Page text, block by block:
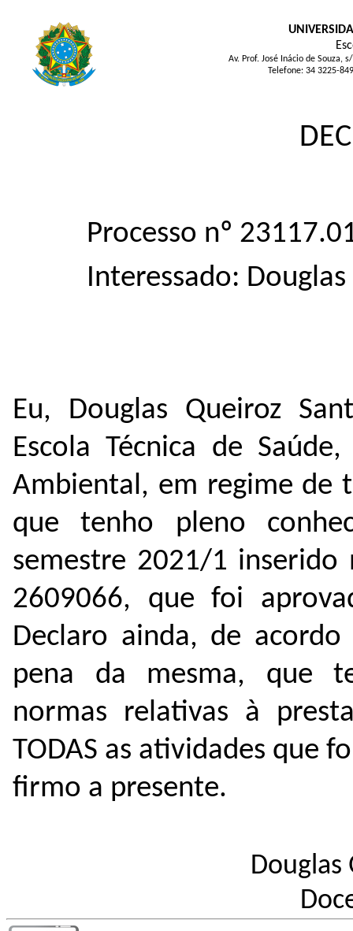
Av. Prof. José Inácio de Souza,
Telefone: 34 3225-
Processo nº
Interessado:
Eu, Douglas Queiroz
Escola Técnica de
Ambiental, em regime de
que tenho pleno
semestre 2021/1 inserido
2609066, que foi
Declaro ainda, de
pena da mesma, que
normas relativas à
TODAS as atividades que
firmo a presente.
Douglas